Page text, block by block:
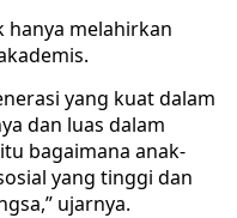
hanya melahirkan
yang kuat dalam
dan luas dalam
bagaimana anak-
yang tinggi dan
ujarnya.